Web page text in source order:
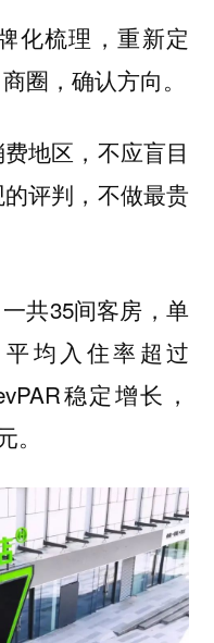
化梳理，重新定
圈，确认方向。
地区，不应盲目
评判，不做最贵
共35间客房，单
均入住率超过
稳定增长，